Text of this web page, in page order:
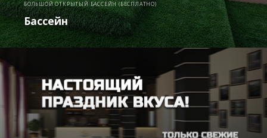
БОЛЬШОЙ ОТКРЫТЫЙ БАССЕЙН (БЕСПЛАТНО)
Бассейн